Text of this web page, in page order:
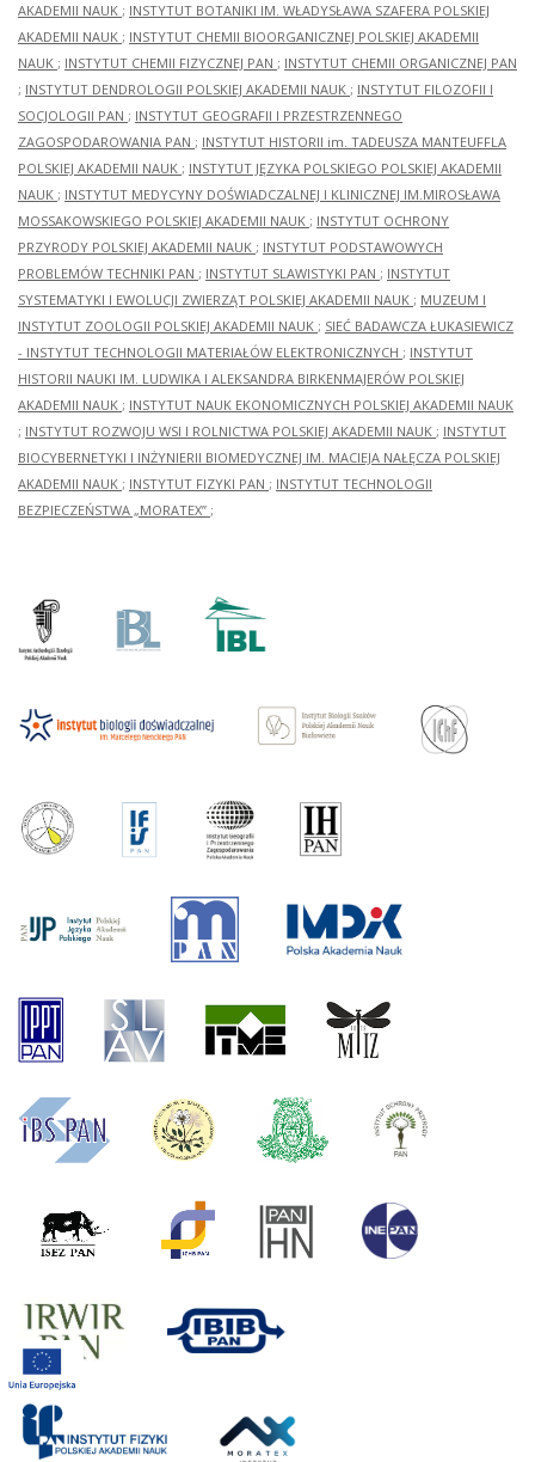
AKADEMII NAUK ; INSTYTUT BOTANIKI IM. WŁADYSŁAWA SZAFERA POLSKIEJ
AKADEMII NAUK ; INSTYTUT CHEMII BIOORGANICZNEJ POLSKIEJ AKADEMII
NAUK ; INSTYTUT CHEMII FIZYCZNEJ PAN ; INSTYTUT CHEMII ORGANICZNEJ PAN
; INSTYTUT DENDROLOGII POLSKIEJ AKADEMII NAUK ; INSTYTUT FILOZOFII I
SOCJOLOGII PAN ; INSTYTUT GEOGRAFII I PRZESTRZENNEGO
ZAGOSPODAROWANIA PAN ; INSTYTUT HISTORII im. TADEUSZA MANTEUFFLA
POLSKIEJ AKADEMII NAUK ; INSTYTUT JĘZYKA POLSKIEGO POLSKIEJ AKADEMII
NAUK ; INSTYTUT MEDYCYNY DOŚWIADCZALNEJ I KLINICZNEJ IM.MIROSŁAWA
MOSSAKOWSKIEGO POLSKIEJ AKADEMII NAUK ; INSTYTUT OCHRONY
PRZYRODY POLSKIEJ AKADEMII NAUK ; INSTYTUT PODSTAWOWYCH
PROBLEMÓW TECHNIKI PAN ; INSTYTUT SLAWISTYKI PAN ; INSTYTUT
SYSTEMATYKI I EWOLUCJI ZWIERZĄT POLSKIEJ AKADEMII NAUK ; MUZEUM I
INSTYTUT ZOOLOGII POLSKIEJ AKADEMII NAUK ; SIEĆ BADAWCZA ŁUKASIEWICZ
- INSTYTUT TECHNOLOGII MATERIAŁÓW ELEKTRONICZNYCH ; INSTYTUT
HISTORII NAUKI IM. LUDWIKA I ALEKSANDRA BIRKENMAJERÓW POLSKIEJ
AKADEMII NAUK ; INSTYTUT NAUK EKONOMICZNYCH POLSKIEJ AKADEMII NAUK
; INSTYTUT ROZWOJU WSI I ROLNICTWA POLSKIEJ AKADEMII NAUK ; INSTYTUT
BIOCYBERNETYKI I INŻYNIERII BIOMEDYCZNEJ IM. MACIEJA NAŁĘCZA POLSKIEJ
AKADEMII NAUK ; INSTYTUT FIZYKI PAN ; INSTYTUT TECHNOLOGII
BEZPIECZEŃSTWA „MORATEX” ;